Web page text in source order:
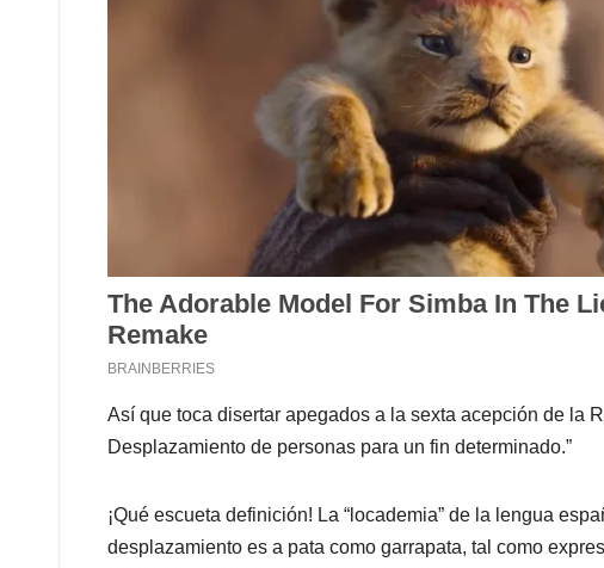
Así que toca disertar apegados a la sexta acepción de la
Desplazamiento de personas para un fin determinado.”
¡Qué escueta definición! La “locademia” de la lengua
desplazamiento es a pata como garrapata, tal como